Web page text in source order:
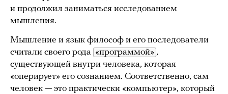
и продолжил заниматься исследованием
мышления.
Мышление и язык философ и его последователи
считали своего рода «программой» ,
существующей внутри человека, которая
«оперирует» его сознанием. Соответственно, сам
человек — это практически «компьютер», который